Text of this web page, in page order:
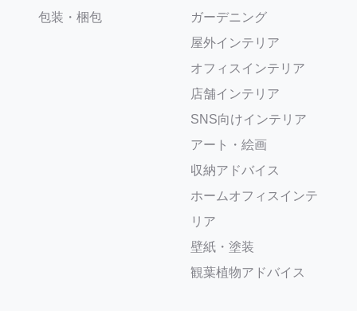
包装・梱包
ガーデニング
屋外インテリア
オフィスインテリア
店舗インテリア
SNS向けインテリア
アート・絵画
収納アドバイス
ホームオフィスインテ
リア
壁紙・塗装
観葉植物アドバイス